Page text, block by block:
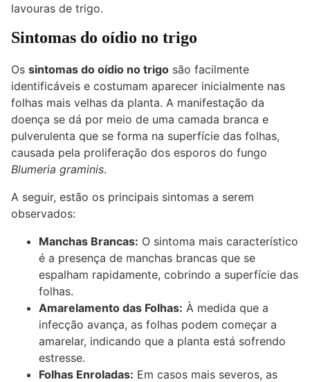
lavouras de trigo.
Sintomas do oídio no trigo
Os sintomas do oídio no trigo são facilmente
identificáveis e costumam aparecer inicialmente nas
folhas mais velhas da planta. A manifestação da
doença se dá por meio de uma camada branca e
pulverulenta que se forma na superfície das folhas,
causada pela proliferação dos esporos do fungo
Blumeria graminis.
A seguir, estão os principais sintomas a serem
observados:
Manchas Brancas: O sintoma mais característico
é a presença de manchas brancas que se
espalham rapidamente, cobrindo a superfície das
folhas.
Amarelamento das Folhas: À medida que a
infecção avança, as folhas podem começar a
amarelar, indicando que a planta está sofrendo
estresse.
Folhas Enroladas: Em casos mais severos, as